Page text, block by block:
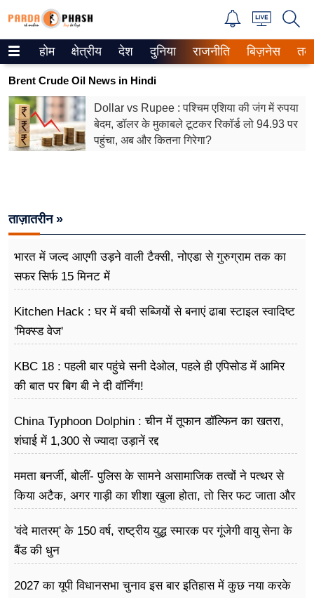
Trending on Google News
ePaper
वेब स्टोरीज
वीडियो
रिलेशनशिप
जीवन मंत्रा
ब्‍यूटी
जॉब्स
शिक्षा
अन्य खबरें
होम क्षेत्रीय देश दुनिया राजनीति बिज़नेस
Brent Crude Oil News in Hindi
Dollar vs Rupee : पश्चिम एशिया की जंग में रुपया
बेदम, डॉलर के मुकाबले टूटकर रिकॉर्ड लो 94.93 पर
पहुंचा, अब और कितना गिरेगा?
ताज़ातरीन »
भारत में जल्द आएगी उड़ने वाली टैक्सी, नोएडा से गुरुग्राम तक का
सफर सिर्फ 15 मिनट में
Kitchen Hack : घर में बची सब्जियों से बनाएं ढाबा स्टाइल स्वादिष्ट
'मिक्स्ड वेज'
KBC 18 : पहली बार पहुंचे सनी देओल, पहले ही एपिसोड में आमिर
की बात पर बिग बी ने दी वॉर्निंग!
China Typhoon Dolphin : चीन में तूफान डॉल्फिन का खतरा,
शंघाई में 1,300 से ज्यादा उड़ानें रद्द
ममता बनर्जी, बोलीं- पुलिस के सामने असामाजिक तत्वों ने पत्थर से
किया अटैक, अगर गाड़ी का शीशा खुला होता, तो सिर फट जाता और
'वंदे मातरम्' के 150 वर्ष, राष्ट्रीय युद्ध स्मारक पर गूंजेगी वायु सेना के
बैंड की धुन
2027 का यूपी विधानसभा चुनाव इस बार इतिहास में कुछ नया करके